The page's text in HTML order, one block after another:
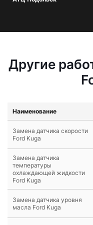
Другие
Наименование
Замена датчика скорости
Ford Kuga
Замена датчика
температуры
охлаждающей жидкости
Ford Kuga
Замена датчика уровня
масла Ford Kuga